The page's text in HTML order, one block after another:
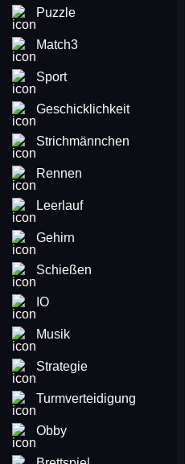
Puzzle
Match3
Sport
Geschicklichkeit
Strichmännchen
Rennen
Leerlauf
Gehirn
Schießen
IO
Musik
Strategie
Turmverteidigung
Obby